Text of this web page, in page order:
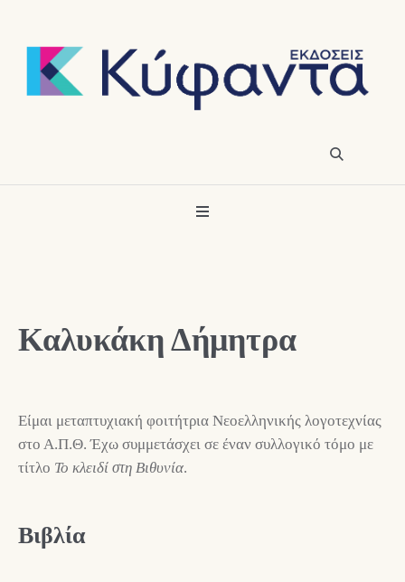
Καλυκάκη Δήμητρα
Είμαι μεταπτυχιακή φοιτήτρια Νεοελληνικής λογοτεχνίας
στο Α.Π.Θ. Έχω συμμετάσχει σε έναν συλλογικό τόμο με
τίτλο Το κλειδί στη Βιθυνία.
Βιβλία